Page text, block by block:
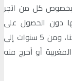
بخصوص كل من اتجر
دون الحصول على
ترخيص، وهي من 10 سنوات إلى 20 سنة سجنا، ومن 5 سنوات إلى
أو أخرج منه